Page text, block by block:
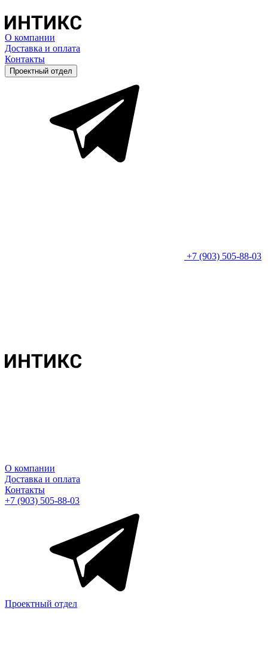
О компании
Доставка и оплата
Контакты
Проектный отдел
+7 (903) 505-88-03
О компании
Доставка и оплата
Контакты
+7 (903) 505-88-03
Проектный отдел